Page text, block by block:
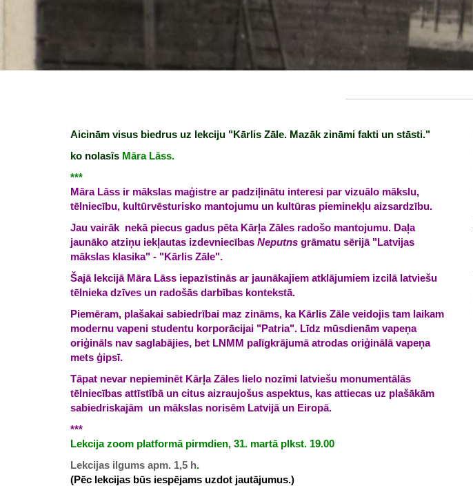
Aicinām visus biedrus uz lekciju "Kārlis Zāle. Mazāk zināmi fakti un stāsti."
ko nolasīs Māra Lāss.
***
Māra Lāss ir mākslas maģistre ar padziļinātu interesi par vizuālo mākslu,
tēlniecību, kultūrvēsturisko mantojumu un kultūras pieminekļu aizsardzību.
Jau vairāk nekā piecus gadus pēta Kārļa Zāles radošo mantojumu. Daļa
jaunāko atziņu iekļautas izdevniecības Neputns grāmatu sērijā "Latvijas
mākslas klasika" - "Kārlis Zāle".
Šajā lekcijā Māra Lāss iepazīstinās ar jaunākajiem atklājumiem izcilā latviešu
tēlnieka dzīves un radošās darbības kontekstā.
Piemēram, plašakai sabiedrībai maz zināms, ka Kārlis Zāle veidojis tam laikam
modernu vapeni studentu korporācijai "Patria". Līdz mūsdienām vapeņa
oriģināls nav saglabājies, bet LNMM palīgkrājumā atrodas oriģinālā vapeņa
mets ģipsī.
Tāpat nevar nepieminēt Kārļa Zāles lielo nozīmi latviešu monumentālās
tēlniecības attīstībā un citus aizraujošus aspektus, kas attiecas uz plašākām
sabiedriskajām un mākslas norisēm Latvijā un Eiropā.
***
Lekcija zoom platformā pirmdien, 31. martā plkst. 19.00
Lekcijas ilgums apm. 1,5 h.
(Pēc lekcijas būs iespējams uzdot jautājumus.)